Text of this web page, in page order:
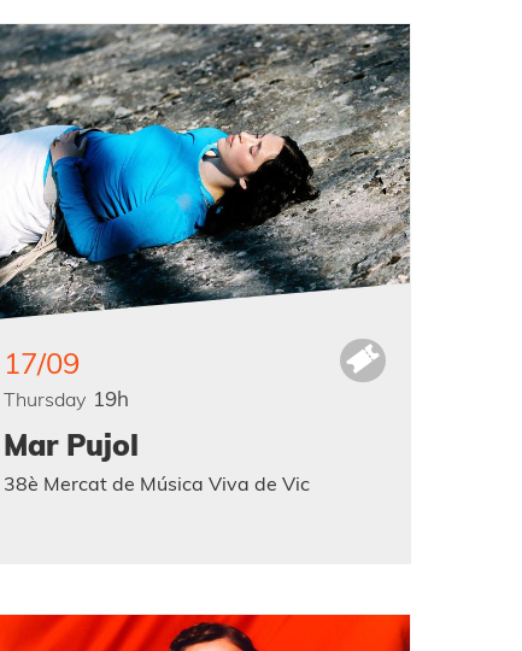
17/09
Thursday 19h
Mar Pujol
38è Mercat de Música Viva de Vic